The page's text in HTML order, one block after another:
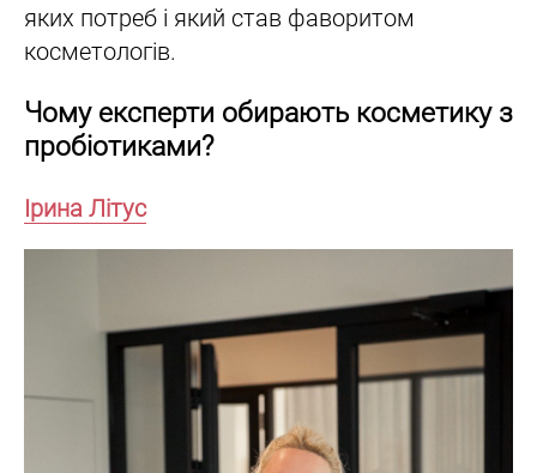
яких потреб і який став фаворитом
косметологів.
Чому експерти обирають косметику з
пробіотиками?
Ірина Літус